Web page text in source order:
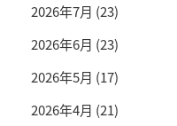
2026年7月 (23)
2026年6月 (23)
2026年5月 (17)
2026年4月 (21)